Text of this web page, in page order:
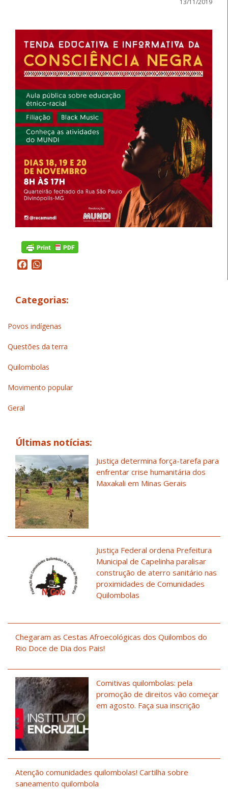
Facebook
Categorias:
Povos indígenas
Questões da terra
Quilombolas
Movimento popular
Geral
Últimas notícias:
Justiça determina força-tarefa para
enfrentar crise humanitária dos
Maxakali em Minas Gerais
Justiça Federal ordena Prefeitura
Municipal de Capelinha paralisar
construção de aterro sanitário nas
proximidades de Comunidades
Quilombolas
Chegaram as Cestas Afroecológicas dos Quilombos do
Rio Doce de Dia dos Pais!
Comitivas quilombolas: pela
promoção de direitos vão começar
em agosto. Faça sua inscrição
Atenção comunidades quilombolas! Cartilha sobre
saneamento quilombola